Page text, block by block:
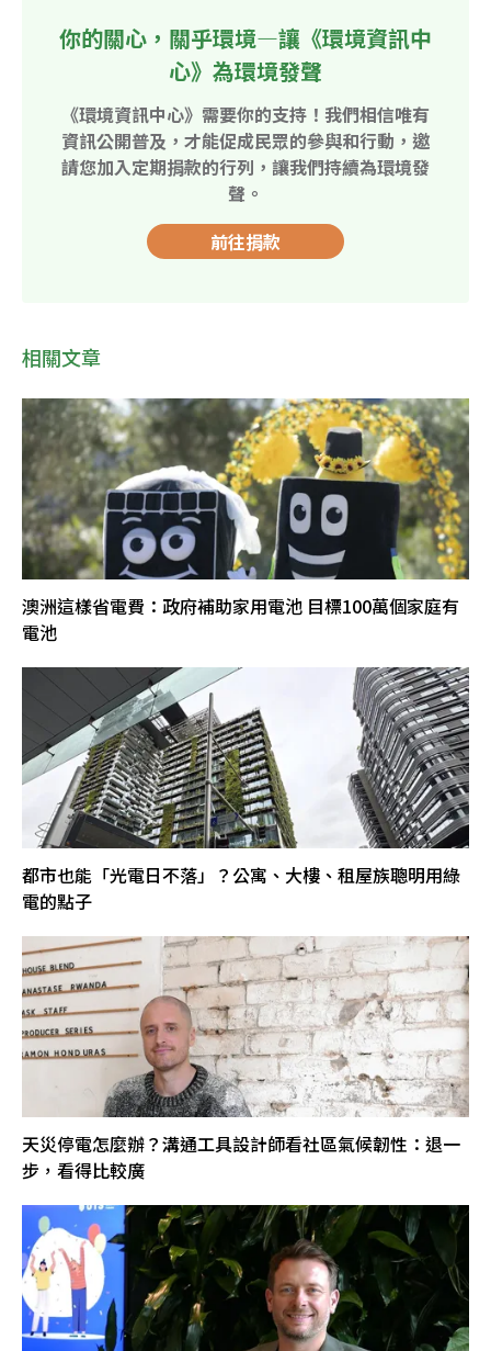
你的關心，關乎環境—讓《環境資訊中
心》為環境發聲
《環境資訊中心》需要你的支持！我們相信唯有
資訊公開普及，才能促成民眾的參與和行動，邀
請您加入定期捐款的行列，讓我們持續為環境發
聲。
前往捐款
相關文章
澳洲這樣省電費：政府補助家用電池 目標100萬個家庭有
電池
都市也能「光電日不落」？公寓、大樓、租屋族聰明用綠
電的點子
天災停電怎麼辦？溝通工具設計師看社區氣候韌性：退一
步，看得比較廣